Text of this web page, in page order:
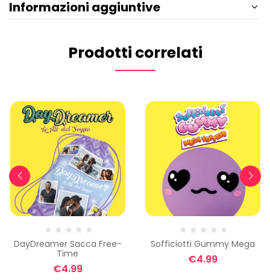
Informazioni aggiuntive
Prodotti correlati
DayDreamer Sacca Free-
Time
€4.99
Sofficiotti Gummy Mega
€4.99